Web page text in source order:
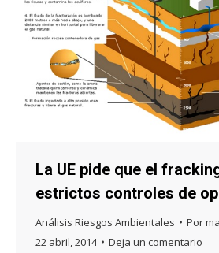
La UE pide que el
estrictos controles de
Análisis Riesgos Ambientales Por
22 abril, 2014
Deja un comentario